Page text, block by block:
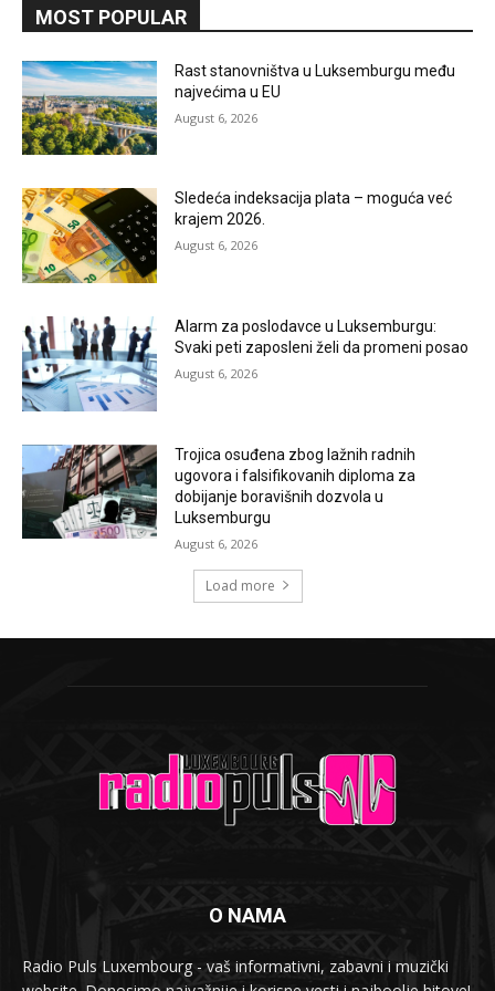
MOST POPULAR
Rast stanovništva u Luksemburgu među
najvećima u EU
August 6, 2026
Sledeća indeksacija plata – moguća već
krajem 2026.
August 6, 2026
Alarm za poslodavce u Luksemburgu:
Svaki peti zaposleni želi da promeni posao
August 6, 2026
Trojica osuđena zbog lažnih radnih
ugovora i falsifikovanih diploma za
dobijanje boravišnih dozvola u
Luksemburgu
August 6, 2026
Load more
O NAMA
Radio Puls Luxembourg - vaš informativni, zabavni i muzički